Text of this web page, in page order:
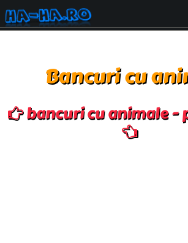
Bancuri cu
bancuri cu animale -